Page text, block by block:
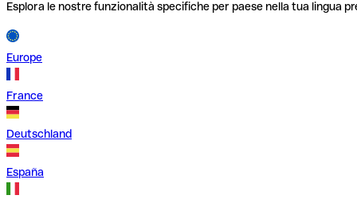
Esplora le nostre funzionalità specifiche per paese nella tua lingua
Europe
France
Deutschland
España